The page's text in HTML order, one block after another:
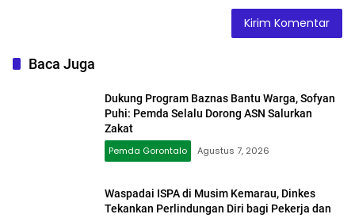
Baca Juga
Dukung Program Baznas Bantu Warga, Sofyan
Puhi: Pemda Selalu Dorong ASN Salurkan
Zakat
Pemda Gorontalo
Agustus 7, 2026
Waspadai ISPA di Musim Kemarau, Dinkes
Tekankan Perlindungan Diri bagi Pekerja dan